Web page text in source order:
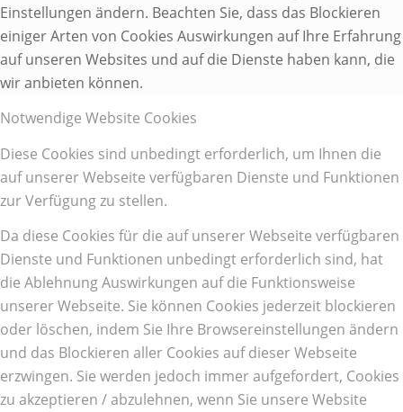
Einstellungen ändern. Beachten Sie, dass das Blockieren
einiger Arten von Cookies Auswirkungen auf Ihre Erfahrung
auf unseren Websites und auf die Dienste haben kann, die
wir anbieten können.
Notwendige Website Cookies
Diese Cookies sind unbedingt erforderlich, um Ihnen die
auf unserer Webseite verfügbaren Dienste und Funktionen
zur Verfügung zu stellen.
Da diese Cookies für die auf unserer Webseite verfügbaren
Dienste und Funktionen unbedingt erforderlich sind, hat
die Ablehnung Auswirkungen auf die Funktionsweise
unserer Webseite. Sie können Cookies jederzeit blockieren
oder löschen, indem Sie Ihre Browsereinstellungen ändern
und das Blockieren aller Cookies auf dieser Webseite
erzwingen. Sie werden jedoch immer aufgefordert, Cookies
zu akzeptieren / abzulehnen, wenn Sie unsere Website